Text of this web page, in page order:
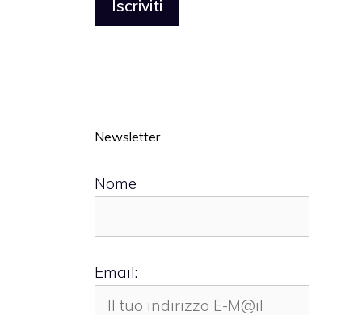
Newsletter
Nome
Email: